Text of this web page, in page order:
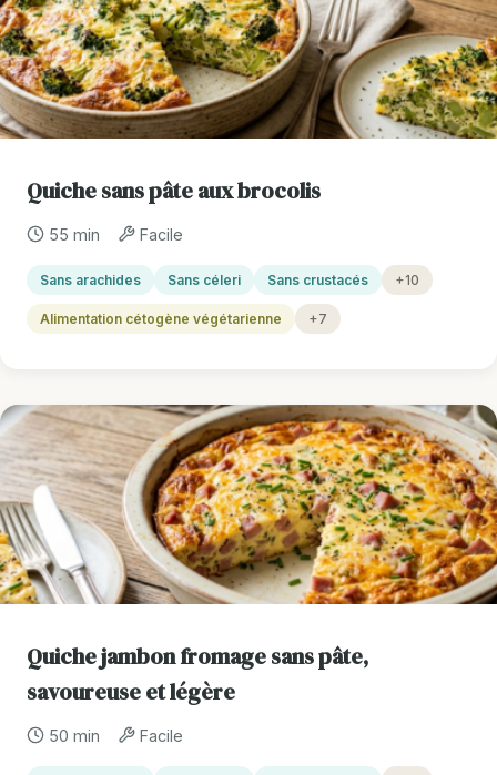
Quiche sans pâte aux brocolis
55 min Facile
Sans arachides Sans céleri Sans crustacés +10
Alimentation cétogène végétarienne +7
Quiche jambon fromage sans pâte,
savoureuse et légère
50 min Facile